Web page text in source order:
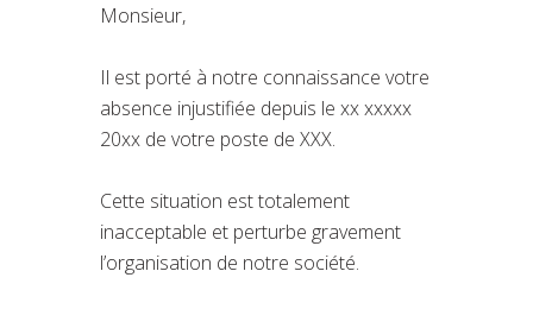
Monsieur,
Il est porté à notre connaissance votre
absence injustifiée depuis le xx xxxxx
20xx de votre poste de XXX.
Cette situation est totalement
inacceptable et perturbe gravement
l’organisation de notre société.